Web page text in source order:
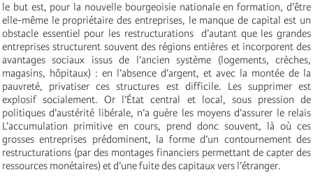
le but est, pour la nouvelle bourgeoisie nationale en formation, d’être
elle-même le propriétaire des entreprises, le manque de capital est un
obstacle essentiel pour les restructurations ­ d’autant que les grandes
entreprises structurent souvent des régions entières et incorporent des
avantages sociaux issus de l’ancien système (logements, crèches,
magasins, hôpitaux) : en l’absence d’argent, et avec la montée de la
pauvreté, privatiser ces structures est difficile. Les supprimer est
explosif socialement. Or l’État central et local, sous pression de
politiques d’austérité libérale, n’a guère les moyens d’assurer le relais
L’accumulation primitive en cours, prend donc souvent, là où ces
grosses entreprises prédominent, la forme d’un contournement des
restructurations (par des montages financiers permettant de capter des
ressources monétaires) et d’une fuite des capitaux vers l’étranger.